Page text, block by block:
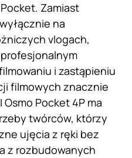
Zamiast
na
vlogach,
i zastąpieniu
filmowych znacznie
Pocket 4P ma
twórców, którzy
ujęcia z ręki bez
z rozbudowanych